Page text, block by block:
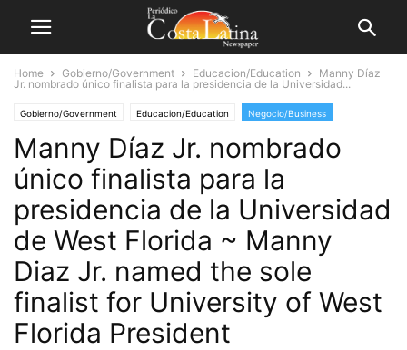
Home Gobierno/Government Educacion/Education
Manny Díaz
Jr. nombrado único finalista para la presidencia de la Universidad...
Gobierno/Government Educacion/Education Negocio/Business
Empleo/Employment
Manny Díaz Jr. nombrado
único finalista para la
presidencia de la Universidad
de West Florida ~ Manny
Diaz Jr. named the sole
finalist for University of West
Florida President